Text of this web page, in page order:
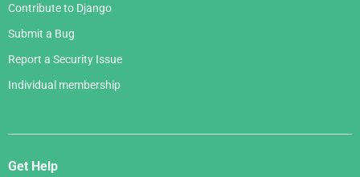
Contribute to Django
Submit a Bug
Report a Security Issue
Individual membership
Get Help